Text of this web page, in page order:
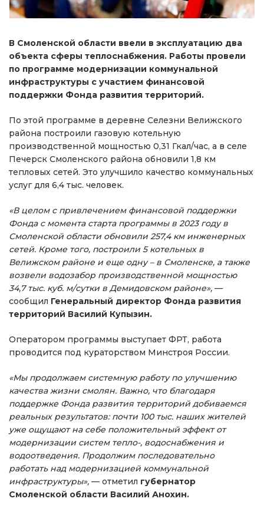
В Смоленской области ввели в эксплуатацию два
объекта сферы теплоснабжения. Работы провели
по программе модернизации коммунальной
инфраструктуры с участием финансовой
поддержки Фонда развития территорий.
По этой программе в деревне Селезни Велижского
района построили газовую котельную
производственной мощностью 0,31 Гкал/час, а в селе
Печерск Смоленского района обновили 1,8 км
тепловых сетей. Это улучшило качество коммунальных
услуг для 6,4 тыс. человек.
«В целом с привлечением финансовой поддержки
Фонда с момента старта программы в 2023 году в
Смоленской области обновили 257,4 км инженерных
сетей. Кроме того, построили 5 котельных в
Велижском районе и еще одну – в Смоленске, а также
возвели водозабор производственной мощностью
34,7 тыс. куб. м/сутки в Демидовском районе», —
сообщил Генеральный директор Фонда развития
территорий Василий Купызин.
Оператором программы выступает ФРТ, работа
проводится под кураторством Минстроя России.
«Мы продолжаем системную работу по улучшению
качества жизни смолян. Важно, что благодаря
поддержке Фонда развития территорий добиваемся
реальных результатов: почти 100 тыс. наших жителей
уже ощущают на себе положительный эффект от
модернизации систем тепло-, водоснабжения и
водоотведения. Продолжим последовательно
работать над модернизацией коммунальной
инфраструктуры», — отметил губернатор
Смоленской области Василий Анохин.